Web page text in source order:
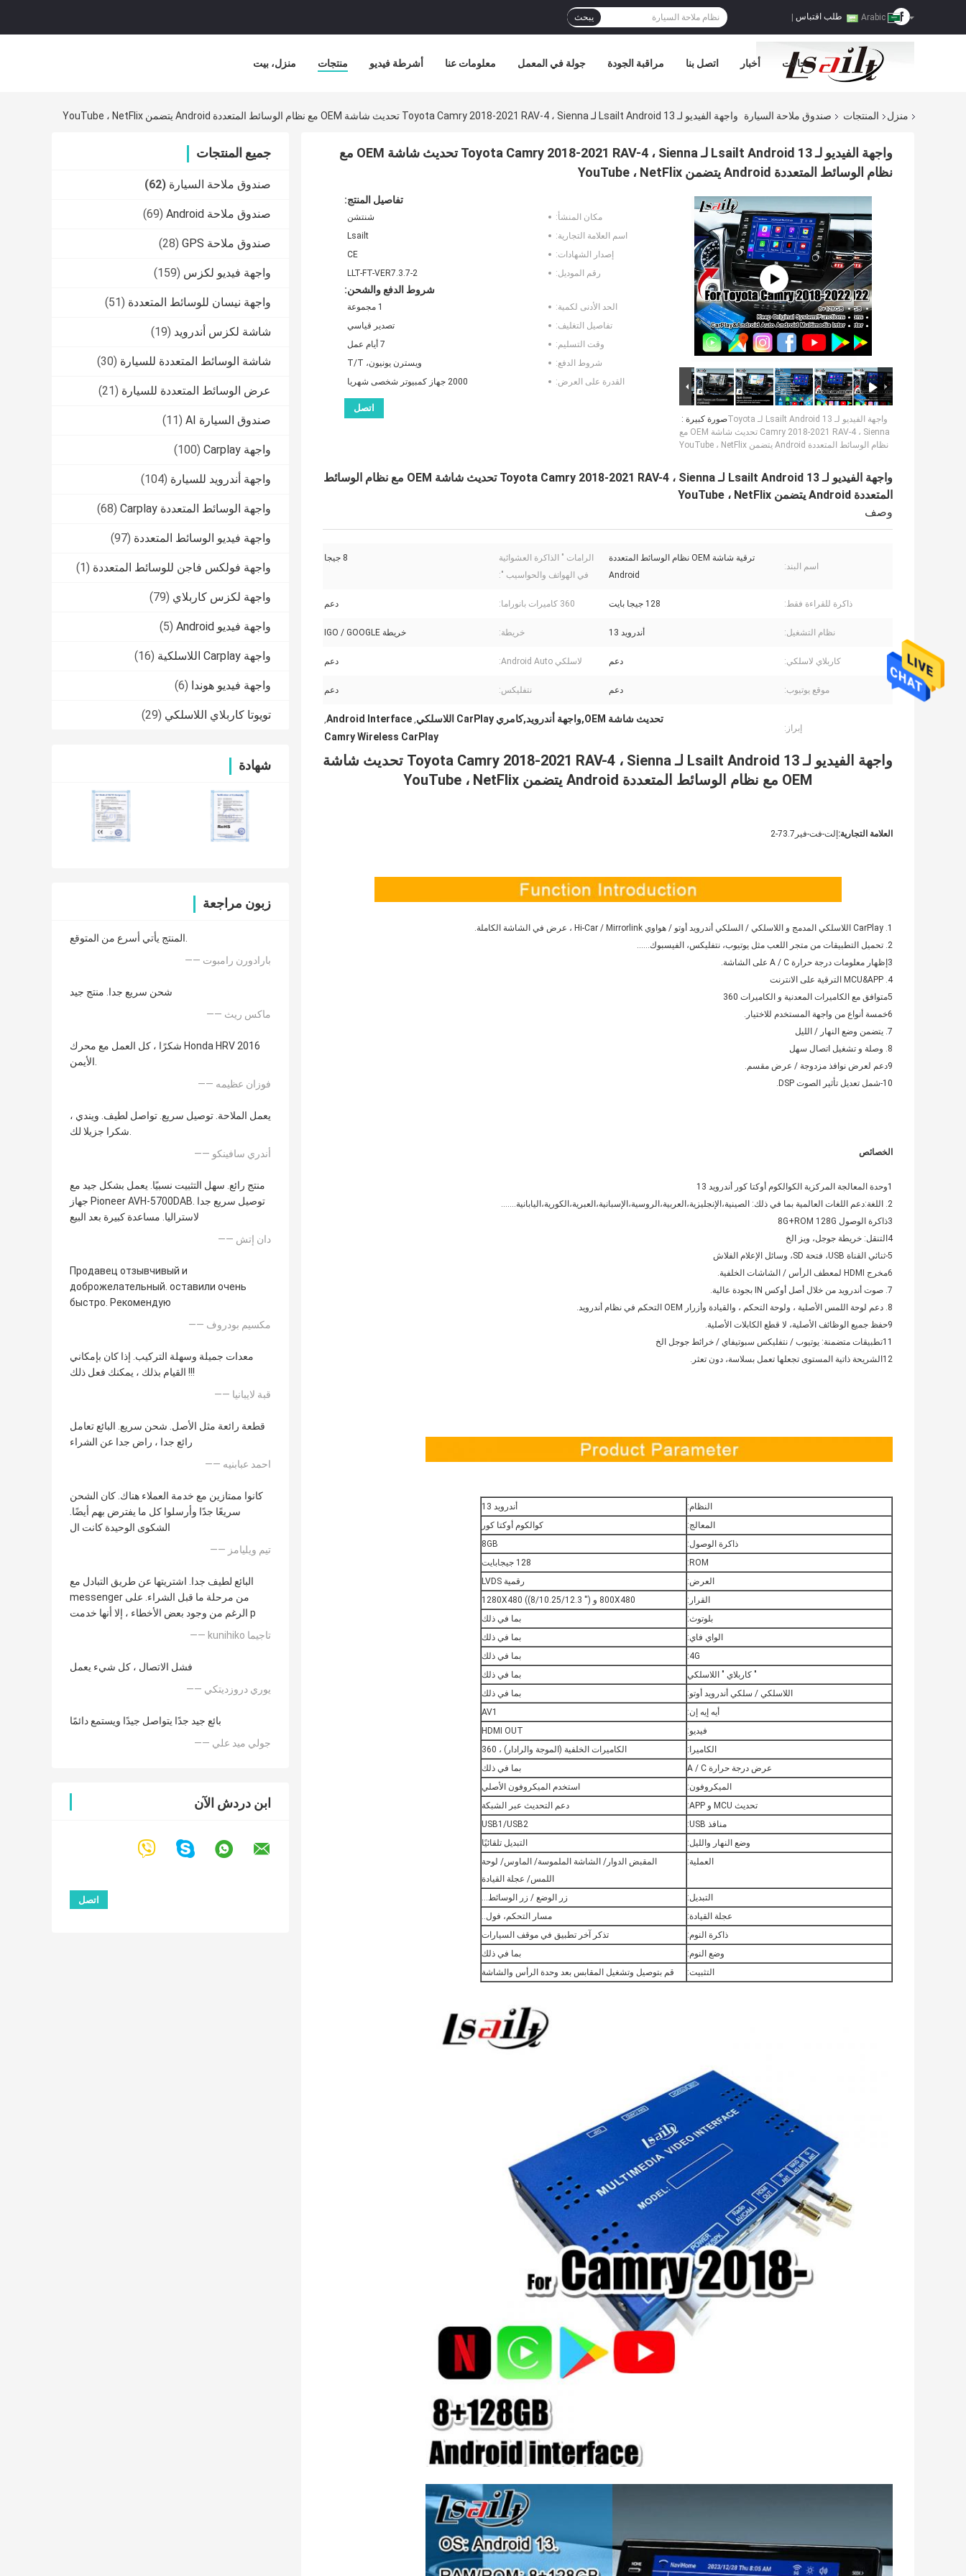
طلب اقتباس يبحث
منزل، بيت منتجات أشرطة فيديو معلومات عنا جولة في المعمل مراقبة الجودة اتصل بنا أخبار حالات
منزل المنتجات صندوق ملاحة السيارة واجهة الفيديو لـ Lsailt Android 13 لـ Toyota Camry 2018-2021 RAV-4 ، Sienna تحديث شاشة OEM مع نظام الوسائط المتعددة Android يتضمن YouTube ، NetFlix
جميع المنتجات
صندوق ملاحة السيارة (62)
صندوق ملاحة Android (69)
صندوق ملاحة GPS (28)
واجهة فيديو لكزس (159)
واجهة نيسان للوسائط المتعددة (51)
شاشة لكزس أندرويد (19)
شاشة الوسائط المتعددة للسيارة (30)
عرض الوسائط المتعددة للسيارة (21)
صندوق السيارة AI (11)
واجهة Carplay (100)
واجهة أندرويد للسيارة (104)
واجهة الوسائط المتعددة Carplay (68)
واجهة فيديو الوسائط المتعددة (97)
واجهة فولكس فاجن للوسائط المتعددة (1)
واجهة لكزس كاربلاي (79)
واجهة فيديو Android (5)
واجهة Carplay اللاسلكية (16)
واجهة فيديو هوندا (6)
تويوتا كاربلاي اللاسلكي (29)
شهادة
زبون مراجعة
المنتج يأتي أسرع من المتوقع.
—— بارادورن رامبوت
شحن سريع جدا. منتج جيد
—— ماكس ريث
شكرًا ، كل العمل مع محرك Honda HRV 2016
الأيمن.
—— فوزان عظيمه
يعمل الملاحة. توصيل سريع. تواصل لطيف. ويندي ،
شكرا جزيلا لك.
—— أندري سافينكو
منتج رائع. سهل التثبيت نسبيًا. يعمل بشكل جيد مع
جهاز Pioneer AVH-5700DAB. توصيل سريع جدا
لاستراليا. مساعدة كبيرة بعد البيع
—— دان إتش
Продавец отзывчивый и
доброжелательный. оставили очень
быстро. Рекомендую
—— مكسيم بودروف
معدات جميلة وسهلة التركيب. إذا كان بإمكاني
القيام بذلك ، يمكنك فعل ذلك !!!
—— قبة لايبانيا
قطعة رائعة مثل الأصل. شحن سريع. البائع تعامل
رائع جدا ، راض جدا عن الشراء
—— احمد عبابنيه
كانوا ممتازين مع خدمة العملاء هناك. كان الشحن
سريعًا جدًا وأرسلوا كل ما يفترض بهم أيضًا.
الشكوى الوحيدة كانت ال
—— تيم ويليامز
البائع لطيف جدا. اشتريتها عن طريق التبادل مع
messenger من مرحلة ما قبل الشراء. على
الرغم من وجود بعض الأخطاء ، إلا أنها خدمت p
—— kunihiko تاجيما
فشل الاتصال ، كل شيء يعمل
—— يوري دروزديتكي
بائع جيد جدًا يتواصل جيدًا ويستمع دائمًا
—— جولي ميد علي
ابن دردش الآن
واجهة الفيديو لـ Lsailt Android 13 لـ Toyota Camry 2018-2021 RAV-4 ، Sienna تحديث شاشة OEM مع
نظام الوسائط المتعددة Android يتضمن YouTube ، NetFlix
صورة كبيرة :واجهة الفيديو لـ Lsailt Android 13 لـ Toyota
Camry 2018-2021 RAV-4 ، Sienna تحديث شاشة OEM مع
نظام الوسائط المتعددة Android يتضمن YouTube ، NetFlix
تفاصيل المنتج:
مكان المنشأ:
شنتشن
اسم العلامة التجارية:
Lsailt
إصدار الشهادات:
CE
رقم الموديل:
LLT-FT-VER7.3.7-2
شروط الدفع والشحن:
الحد الأدنى لكمية:
1 مجموعة
تفاصيل التغليف:
تصدير قياسي
وقت التسليم:
7 أيام عمل
شروط الدفع:
ويسترن يونيون، T/T
القدرة على العرض:
2000 جهاز كمبيوتر شخصى شهريا
اتصل
واجهة الفيديو لـ Lsailt Android 13 لـ Toyota Camry 2018-2021 RAV-4 ، Sienna تحديث شاشة OEM مع نظام الوسائط
المتعددة Android يتضمن YouTube ، NetFlix
وصف
اسم البند:
ترقية شاشة OEM نظام الوسائط المتعددة
Android
الرامات " الذاكرة العشوائية
في الهواتف والحواسيب ":
8 جيجا
ذاكرة للقراءة فقط: 128 جيجا بايت 360 كاميرات بانوراما: دعم
نظام التشغيل: أندرويد 13 خريطة: خريطة IGO / GOOGLE
كاربلاي لاسلكي: دعم لاسلكي Android Auto: دعم
موقع يوتيوب: دعم نتفليكس: دعم
إبراز:
تحديث شاشة OEM,واجهة أندرويد,كامري CarPlay اللاسلكي ,
Android Interface
,
Camry Wireless CarPlay
واجهة الفيديو لـ Lsailt Android 13 لـ Toyota Camry 2018-2021 RAV-4 ، Sienna تحديث شاشة
OEM مع نظام الوسائط المتعددة Android يتضمن YouTube ، NetFlix
العلامة التجارية: إلت-فت-فير73.7-2
1. CarPlay اللاسلكي المدمج و اللاسلكي / السلكي أندرويد أوتو / هواوي Hi-Car / Mirrorlink ، عرض في الشاشة الكاملة.
2. تحميل التطبيقات من متجر اللعب مثل يوتيوب، نتفليكس، الفيسبوك......
3إظهار معلومات درجة حرارة A / C على الشاشة.
4. MCU&APP الترقية على الانترنت
5متوافق مع الكاميرات المعدنية و الكاميرات 360
6خمسة أنواع من واجهة المستخدم للاختيار.
7. يتضمن وضع النهار / الليل
8. وصلة و تشغيل اتصال سهل
9دعم لعرض نوافذ مزدوجة / عرض مقسم.
10-شمل تعديل تأثير الصوت DSP.
الخصائص
1وحدة المعالجة المركزية الكوالكوم أوكتا كور أندرويد 13
2. اللغة:دعم اللغات العالمية بما في ذلك: الصينية،الإنجليزية،العربية،الروسية،الإسبانية،العبرية،الكورية،اليابانية.......
3ذاكرة الوصول 8G+ROM 128G
4التنقل: خريطة جوجل، ويز الخ
5-ثنائي القناة USB، فتحة SD، وسائل الإعلام الفلاش
6مخرج HDMI لمعطف الرأس / الشاشات الخلفية.
7. صوت أندرويد من خلال أصل أوكس IN بجودة عالية.
8. دعم لوحة اللمس الأصلية ، ولوحة التحكم ، والقيادة وأزرار OEM التحكم في نظام أندرويد.
9حفظ جميع الوظائف الأصلية، لا قطع الكابلات الأصلية.
11تطبيقات متضمنة: يوتيوب / نتفليكس سبوتيفاي / خرائط جوجل الخ
12الشريحة ذاتية المستوى تجعلها تعمل بسلاسة، دون تعثر.
النظام:
أندرويد 13
المعالج:
كوالكوم أوكتا كور
ذاكرة الوصول:
8GB
ROM:
128 جيجابايت
العرض:
رقمية LVDS
القرار:
800X480 و 1280X480 ((8/10.25/12.3 ′′)
بلوتوث:
بما في ذلك
الواي فاي:
بما في ذلك
4G:
بما في ذلك
" كاربلاي " اللاسلكي
بما في ذلك
اللاسلكي / سلكي أندرويد أوتو:
بما في ذلك
أيه إيه إن:
AV1
فيديو:
HDMI OUT
الكاميرا:
الكاميرات الخلفية (الموجة والرادار) ، 360
عرض درجة حرارة A / C
بما في ذلك
الميكروفون:
استخدم الميكروفون الأصلي
تحديث MCU و APP:
دعم التحديث عبر الشبكة
منافذ USB:
USB1/USB2
وضع النهار والليل:
التبديل تلقائيًا
العملية:
المقبض الدوار/ الشاشة الملموسة/ الماوس/ لوحة
اللمس/ عجلة القيادة
التبديل:
زر الوضع / زر الوسائط...
عجلة القيادة:
مسار التحكم، فول..
ذاكرة النوم:
تذكر آخر تطبيق في موقف السيارات
وضع النوم:
بما في ذلك
التثبيت:
قم بتوصيل وتشغيل المقابس بعد وحدة الرأس والشاشة